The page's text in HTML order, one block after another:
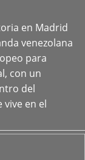
en Madrid
venezolana
para
con un
del
en el